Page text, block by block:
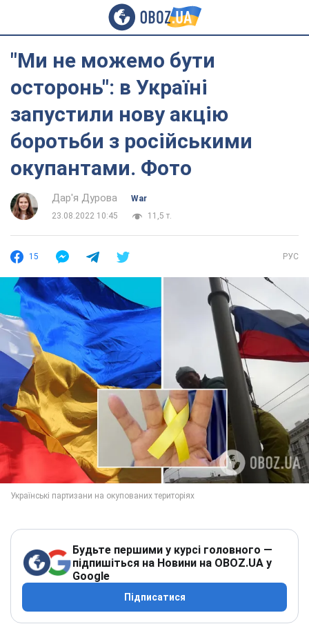
"Ми не можемо бути
осторонь": в Україні
запустили нову акцію
боротьби з російськими
окупантами. Фото
Дар'я Дурова
War
23.08.2022 10:45
11,5 т.
15 РУС
Будьте першими у курсі головного —
підпишіться на Новини на OBOZ.UA у
Google
Підписатися